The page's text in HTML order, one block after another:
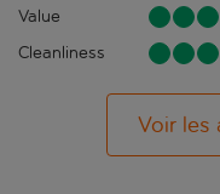
Value
Cleanliness
Voir les